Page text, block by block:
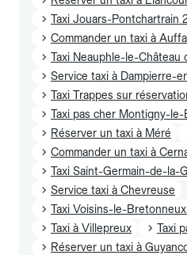
Taxi Jouars-Pontchartrain
Commander un taxi à
Taxi Neauphle-le-Château
Service taxi à Dampierre-
Taxi Trappes sur
Taxi pas cher Montigny-
Réserver un taxi à Méré
Commander un taxi à
Taxi Saint-Germain-de-la-
Service taxi à Chevreuse
Taxi Voisins-le-
Taxi à Villepreux
Taxi
Réserver un taxi à